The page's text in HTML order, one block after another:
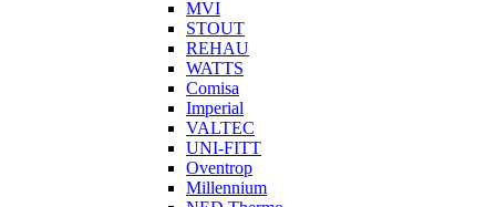
MVI
STOUT
REHAU
WATTS
Comisa
Imperial
VALTEC
UNI-FITT
Oventrop
Millennium